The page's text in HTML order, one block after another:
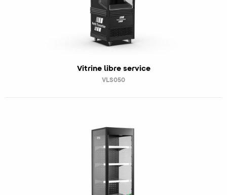
Vitrine libre service
VLS050